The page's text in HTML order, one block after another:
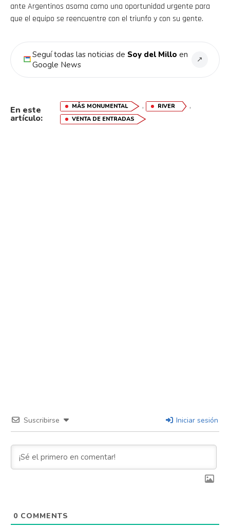
ante Argentinos asoma como una oportunidad urgente para
que el equipo se reencuentre con el triunfo y con su gente.
Seguí todas las noticias de Soy del Millo en
Google News
↗
En este
artículo:
MÂS MONUMENTAL , RIVER ,
VENTA DE ENTRADAS
Suscribirse Iniciar sesión
0 COMMENTS